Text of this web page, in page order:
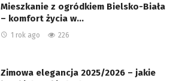
Mieszkanie z ogródkiem Bielsko-Biała
– komfort życia w…
1 rok ago 226
Zimowa elegancja 2025/2026 – jakie